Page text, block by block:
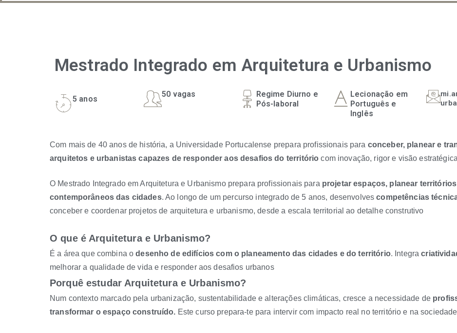
Mestrado Integrado em Arquitetura e Urbanismo
5 anos
50 vagas
Regime Diurno e
Pós-laboral
Lecionação em
Português e
Inglês
Com mais de 40 anos de história, a Universidade Portucalense prepara profissionais para conceber, planear e
arquitetos e urbanistas capazes de responder aos desafios do território com inovação, rigor e visão
O Mestrado Integrado em Arquitetura e Urbanismo prepara profissionais para projetar espaços, planear
contemporâneos das cidades. Ao longo de um percurso integrado de 5 anos, desenvolvescompetências
conceber e coordenar projetos de arquitetura e urbanismo, desde a escala territorial ao detalhe construtivo
O que é Arquitetura e Urbanismo?
É a área que combina odesenho de edifícios com o planeamento das cidades e do território. Integra
melhorar a qualidade de vida e responder aos desafios urbanos
Porquê estudar Arquitetura e Urbanismo?
Num contexto marcado pela urbanização, sustentabilidade e alterações climáticas, cresce a necessidade de
transformar o espaço construído. Este curso prepara-te para intervir com impacto real no território e na